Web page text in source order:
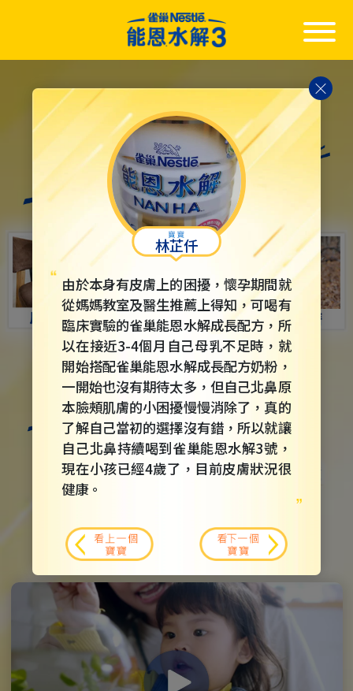
content
林芷仟
由於本身有皮膚上的困擾，懷孕期間就
從媽媽教室及醫生推薦上得知，可喝有
臨床實驗的雀巢能恩水解成長配方，所
以在接近3-4個月自己母乳不足時，就
開始搭配雀巢能恩水解成長配方奶粉，
一開始也沒有期待太多，但自己北鼻原
本臉頰肌膚的小困擾慢慢消除了，真的
了解自己當初的選擇沒有錯，所以就讓
自己北鼻持續喝到雀巢能恩水解3號，
現在小孩已經4歲了，目前皮膚狀況很
健康。
看上一個
寶寶
看下一個
寶寶
有效調整體質，讓寶寶健康快樂成長！